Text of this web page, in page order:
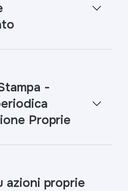
-
Proprie
azioni proprie